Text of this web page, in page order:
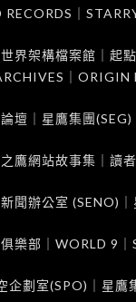
RECORDS｜
界架構檔案館｜起
｜ORIGIN
壇｜星鷹集團
鷹網站故事集｜讀
聞辦公室 (SENO)
樂部｜WORLD 9｜
企劃室(SPO)｜星鷹